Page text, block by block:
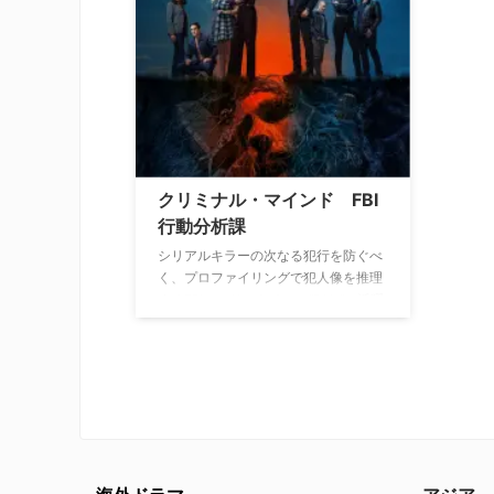
クリミナル・マインド FBI
行動分析課
シリアルキラーの次なる犯行を防ぐべ
く、プロファイリングで犯人像を推理